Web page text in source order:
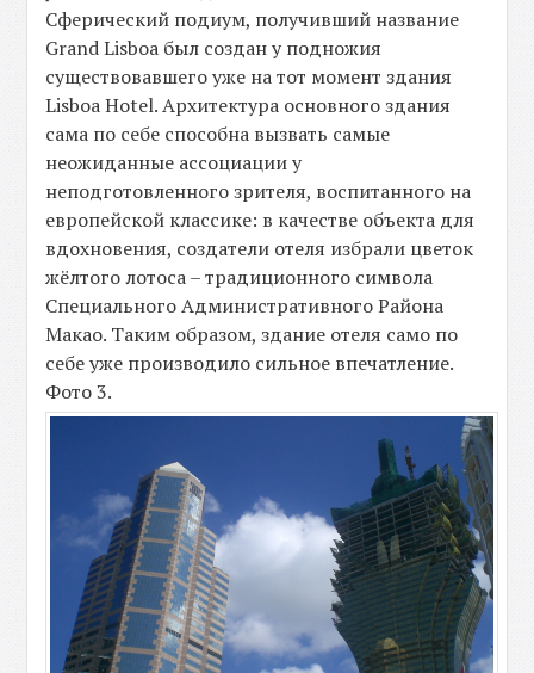
Сферический подиум, получивший название
Grand Lisboa был создан у подножия
существовавшего уже на тот момент здания
Lisboa Hotel. Архитектура основного здания
сама по себе способна вызвать самые
неожиданные ассоциации у
неподготовленного зрителя, воспитанного на
европейской классике: в качестве объекта для
вдохновения, создатели отеля избрали цветок
жёлтого лотоса – традиционного символа
Специального Административного Района
Макао. Таким образом, здание отеля само по
себе уже производило сильное впечатление.
Фото 3.